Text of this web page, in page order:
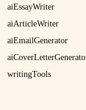
aiEssayWriter
aiArticleWriter
aiEmailGenerator
writingTools